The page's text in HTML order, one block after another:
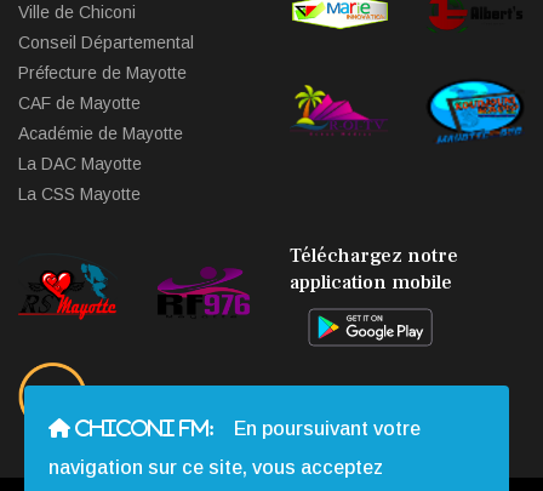
Ville de Chiconi
Conseil Départemental
Préfecture de Mayotte
CAF de Mayotte
Académie de Mayotte
La DAC Mayotte
La CSS Mayotte
Téléchargez notre
application mobile
CHICONI FM:
En poursuivant votre
navigation sur ce site, vous acceptez